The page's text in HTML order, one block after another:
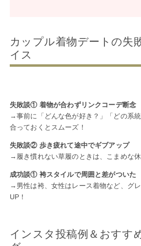
カップル着物デートの失
イス
失敗談① 着物が合わずリンクコーデ断念
→事前に「どんな色が好き？」「どの系
合っておくとスムーズ！
失敗談② 歩き疲れて途中でギブアップ
→履き慣れない草履のときは、こまめな休
成功談① 袴スタイルで周囲と差がついた
→男性は袴、女性はレース着物など、グ
UP！
インスタ投稿例＆おすす